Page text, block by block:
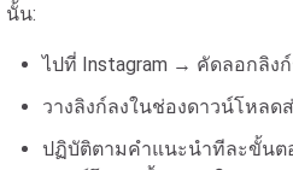
นั้น:
ไปที่ Instagram → คัดลอกลิง
วางลิงก์ลงในช่องดาวน์โหลด
ปฏิบัติตามคำแนะนำทีละขั้นต